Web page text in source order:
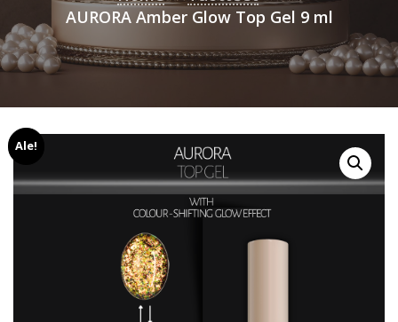
AURORA Amber Glow Top Gel 9 ml
Ale!